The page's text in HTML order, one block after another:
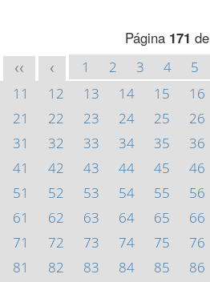
Página 171 de
<< < 1 2 3 4 5
11
12 13 14 15 16
21
22 23 24 25 26
31
32 33 34 35 36
41
42 43 44 45 46
51
52 53 54 55 56
61
62 63 64 65 66
71
72 73 74 75 76
81
82 83 84 85 86